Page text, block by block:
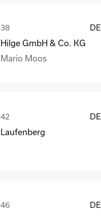
DE
Hilge GmbH & Co. KG
Mario Moos
DE
Laufenberg
DE